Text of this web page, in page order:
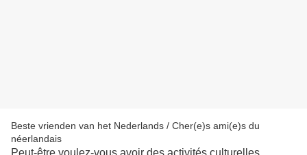
Beste vrienden van het Nederlands / Cher(e)s ami(e)s du
néerlandais